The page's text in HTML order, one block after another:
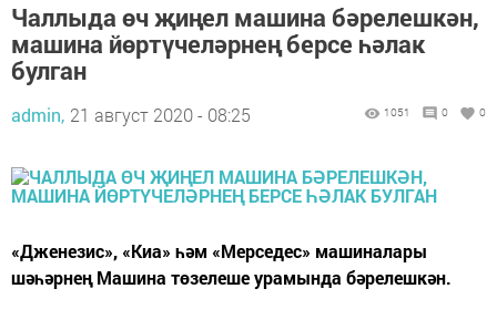
Чаллыда өч җиңел машина бәрелешкән,
машина йөртүчеләрнең берсе һәлак
булган
admin, 21 август 2020 - 08:25 1051 0 0
«Дженезис», «Киа» һәм «Мерседес» машиналары
шәһәрнең Машина төзелеше урамында бәрелешкән.